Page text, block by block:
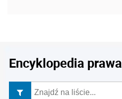
Encyklopedia prawa